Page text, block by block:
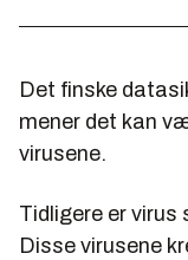
Det finske
mener det kan
virusene.
Tidligere er
Disse virusene